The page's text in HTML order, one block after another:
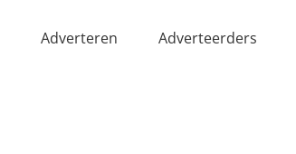
Adverteren Adverteerders